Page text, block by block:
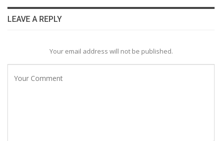
LEAVE A REPLY
Your email address will not be published.